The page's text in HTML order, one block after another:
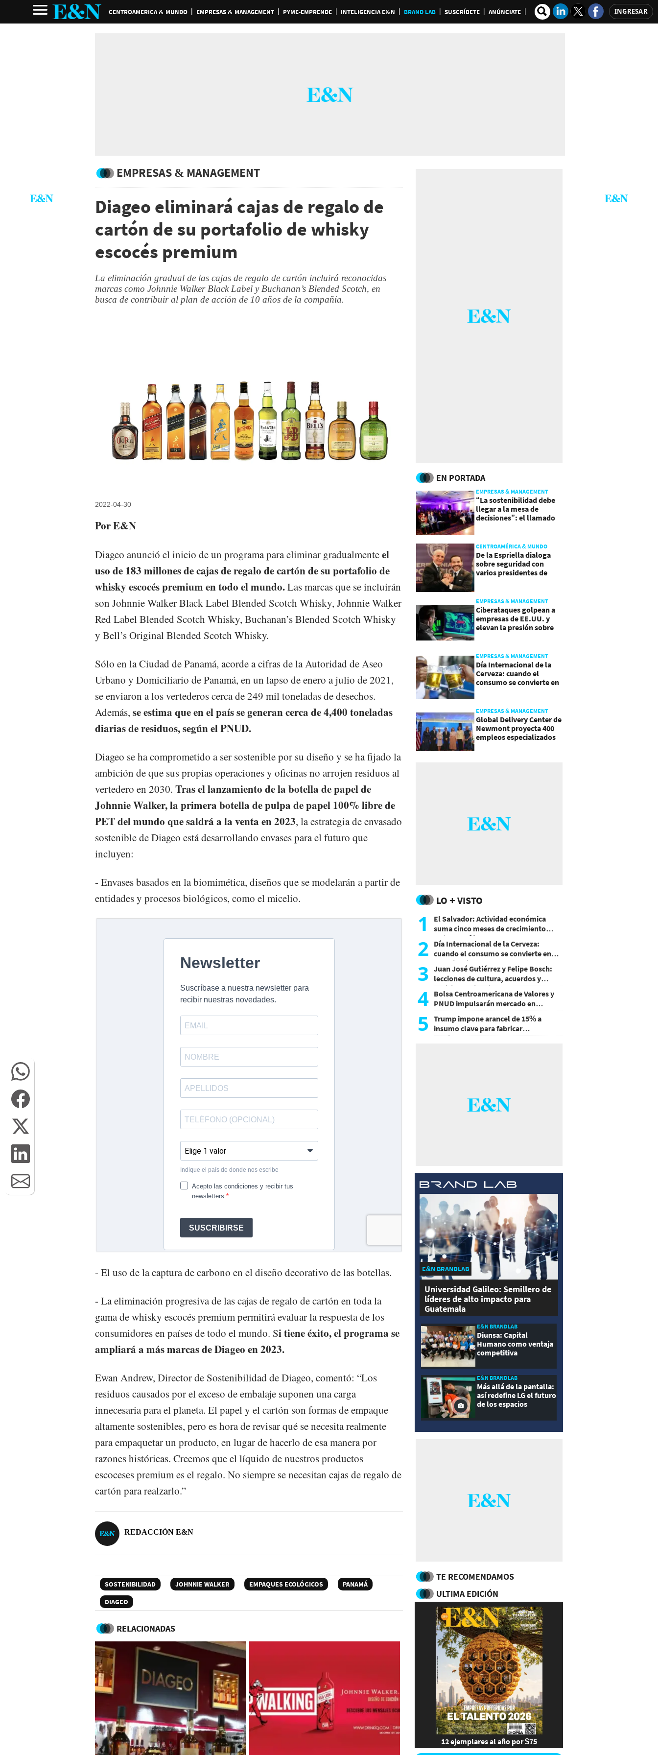
CENTROAMERICA & MUNDO EMPRESAS & MANAGEMENT PYME-EMPRENDE INTELIGENCIA E&N BRAND LAB SUSCRÍBETE ANÚNCIATE INGRESAR
EMPRESAS & MANAGEMENT
Diageo eliminará cajas de regalo de
cartón de su portafolio de whisky
escocés premium
La eliminación gradual de las cajas de regalo de cartón incluirá reconocidas
marcas como Johnnie Walker Black Label y Buchanan’s Blended Scotch, en
busca de contribuir al plan de acción de 10 años de la compañía.
2022-04-30
Por E&N
Diageo anunció el inicio de un programa para eliminar gradualmenteel
uso de 183 millones de cajas de regalo de cartón de su portafolio de
whisky escocés premium en todo el mundo.Las marcas que se incluirán
son Johnnie Walker Black Label Blended Scotch Whisky, Johnnie Walker
Red Label Blended Scotch Whisky, Buchanan’s Blended Scotch Whisky
y Bell’s Original Blended Scotch Whisky.
Sólo en la Ciudad de Panamá, acorde a cifras de la Autoridad de Aseo
Urbano y Domiciliario de Panamá, en un lapso de enero a julio de 2021,
se enviaron a los vertederos cerca de 249 mil toneladas de desechos.
Además, se estima que en el país se generan cerca de 4,400 toneladas
diarias de residuos, según el PNUD.
Diageo se ha comprometido a ser sostenible por su diseño y se ha fijado la
ambición de que sus propias operaciones y oficinas no arrojen residuos al
vertedero en 2030. Tras el lanzamiento de la botella de papel de
Johnnie Walker, la primera botella de pulpa de papel 100% libre de
PET del mundo que saldrá a la venta en 2023, la estrategia de envasado
sostenible de Diageo está desarrollando envases para el futuro que
incluyen:
- Envases basados en la biomimética, diseños que se modelarán a partir de
entidades y procesos biológicos, como el micelio.
- El uso de la captura de carbono en el diseño decorativo de las botellas.
- La eliminación progresiva de las cajas de regalo de cartón en toda la
gama de whisky escocés premium permitirá evaluar la respuesta de los
consumidores en países de todo el mundo. Si tiene éxito, el programa se
ampliará a más marcas de Diageo en 2023.
Ewan Andrew, Director de Sostenibilidad de Diageo, comentó: “Los
residuos causados por el exceso de embalaje suponen una carga
innecesaria para el planeta. El papel y el cartón son formas de empaque
altamente sostenibles, pero es hora de revisar qué se necesita realmente
para empaquetar un producto, en lugar de hacerlo de esa manera por
razones históricas. Creemos que el líquido de nuestros productos
escoceses premium es el regalo. No siempre se necesitan cajas de regalo de
cartón para realzarlo.”
REDACCIÓN E&N
SOSTENIBILIDAD JOHNNIE WALKER EMPAQUES ECOLÓGICOS
PANAMÁ
DIAGEO
RELACIONADAS
EN PORTADA
EMPRESAS & MANAGEMENT
“La sostenibilidad debe
llegar a la mesa de
decisiones”: el llamado
CENTROAMÉRICA & MUNDO
De la Espriella dialoga
sobre seguridad con
varios presidentes de
EMPRESAS & MANAGEMENT
Ciberataques golpean a
empresas de EE.UU. y
elevan la presión sobre
EMPRESAS & MANAGEMENT
Día Internacional de la
Cerveza: cuando el
consumo se convierte en
EMPRESAS & MANAGEMENT
Global Delivery Center de
Newmont proyecta 400
empleos especializados
LO + VISTO
1
El Salvador: Actividad económica
suma cinco meses de crecimiento
arriba de 4%
2 Día Internacional de la Cerveza:
cuando el consumo se convierte en
experiencia
3 Juan José Gutiérrez y Felipe Bosch:
lecciones de cultura, acuerdos y
decisiones sin miedo
4 Bolsa Centroamericana de Valores y
PNUD impulsarán mercado en
Honduras
5
Trump impone arancel de 15% a
insumo clave para fabricar
semiconductores y paneles
E&N BRANDLAB
Universidad Galileo: Semillero de
líderes de alto impacto para
Guatemala
E&N BRANDLAB
Diunsa: Capital
Humano como ventaja
competitiva
E&N BRANDLAB
Más allá de la pantalla:
así redefine LG el futuro
de los espacios
TE RECOMENDAMOS
ULTIMA EDICIÓN
12 ejemplares al año por $75